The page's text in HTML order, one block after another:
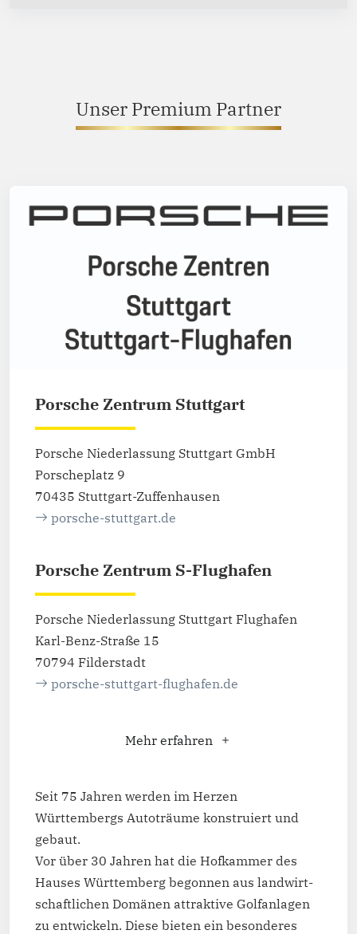
Unser Premium Partner
Porsche Zentrum Stuttgart
Porsche Niederlassung Stuttgart GmbH
Porscheplatz 9
70435 Stuttgart-Zuffenhausen
porsche-stuttgart.de
Porsche Zentrum S-Flughafen
Porsche Niederlassung Stuttgart Flughafen
Karl-Benz-Straße 15
70794 Filderstadt
porsche-stuttgart-flughafen.de
Mehr erfahren
Seit 75 Jahren werden im Herzen
Württembergs Autoträume konstruiert und
gebaut.
Vor über 30 Jahren hat die Hofkammer des
Hauses Württemberg begonnen aus landwirt­
schaftlichen Domänen attraktive Golfanlagen
zu entwickeln. Diese bieten ein besonderes